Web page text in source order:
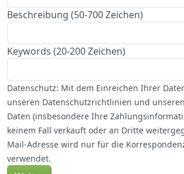
Beschreibung (50-700 Zeichen)
Keywords (20-200 Zeichen)
Datenschutz: Mit dem Einreichen Ihrer
unseren Datenschutzrichtlinien und unseren
Daten (insbesondere Ihre
keinem Fall verkauft oder an Dritte
Mail-Adresse wird nur für die
verwendet.